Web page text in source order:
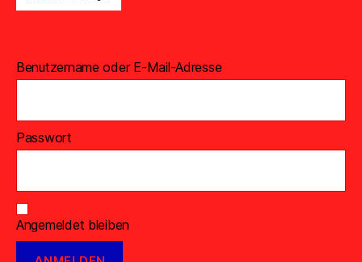
Benutzername oder E-Mail-Adresse
Passwort
Angemeldet bleiben